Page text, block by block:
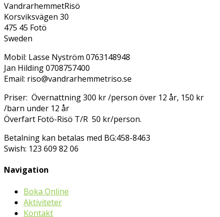
VandrarhemmetRisö
Korsviksvägen 30
475 45 Fotö
Sweden
Mobil: Lasse Nyström 0763148948
Jan Hilding 0708757400
Email: riso@vandrarhemmetriso.se
Priser: Övernattning 300 kr /person över 12 år, 150 kr
/barn under 12 år
Överfart Fotö-Risö T/R 50 kr/person.
Betalning kan betalas med BG:458-8463
Swish: 123 609 82 06
Navigation
Boka Online
Aktiviteter
Kontakt